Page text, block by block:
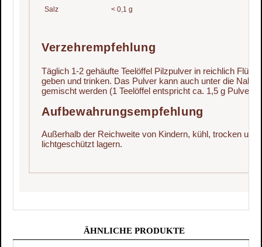
Salz < 0,1 g
Verzehrempfehlung
Täglich 1-2 gehäufte Teelöffel Pilzpulver in reichlich
geben und trinken. Das Pulver kann auch unter die
gemischt werden (1 Teelöffel entspricht ca. 1,5 g Pulver).
Aufbewahrungsempfehlung
Außerhalb der Reichweite von Kindern, kühl, trocken und
lichtgeschützt lagern.
ÄHNLICHE PRODUKTE